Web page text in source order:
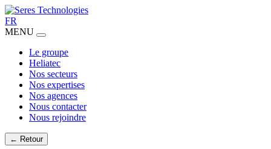
FR
MENU
Le groupe
Heliatec
Nos secteurs
Nos expertises
Nos agences
Nous contacter
Nous rejoindre
← Retour